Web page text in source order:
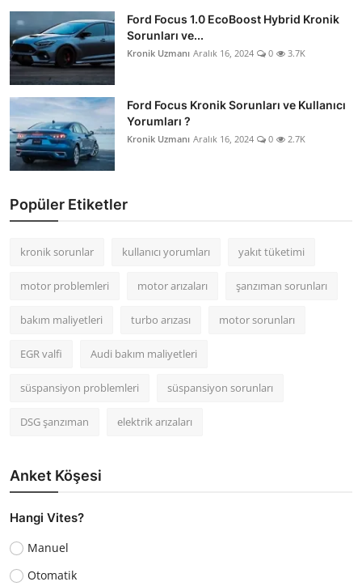
Ford Focus 1.0 EcoBoost Hybrid Kronik
Sorunları ve...
Kronik Uzmanı Aralık 16, 2024 0 3.7K
Ford Focus Kronik Sorunları ve Kullanıcı
Yorumları ?
Kronik Uzmanı Aralık 16, 2024 0 2.7K
Popüler Etiketler
kronik sorunlar kullanıcı yorumları yakıt tüketimi
motor problemleri motor arızaları şanzıman sorunları
bakım maliyetleri turbo arızası motor sorunları
EGR valfi Audi bakım maliyetleri
süspansiyon problemleri süspansiyon sorunları
DSG şanzıman elektrik arızaları
Anket Köşesi
Hangi Vites?
Manuel
Otomatik